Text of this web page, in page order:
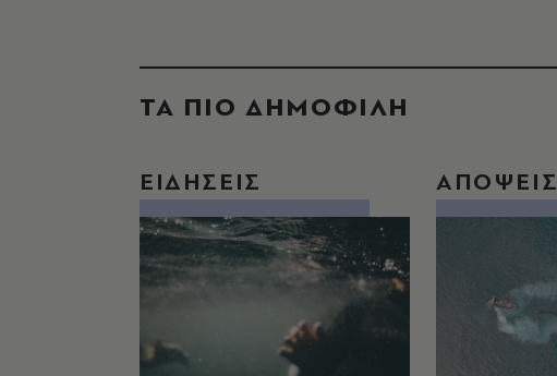
ΤΑ ΠΙΟ ΔΗΜΟΦΙΛΗ
ΕΙΔΗΣΕΙΣ ΑΠΟΨΕΙΣ